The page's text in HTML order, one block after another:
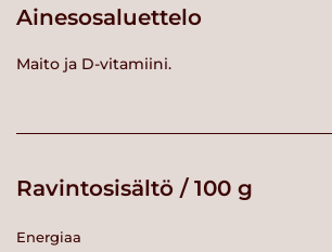
Ainesosaluettelo
Maito ja D-vitamiini.
Ravintosisältö / 100 g
Energiaa